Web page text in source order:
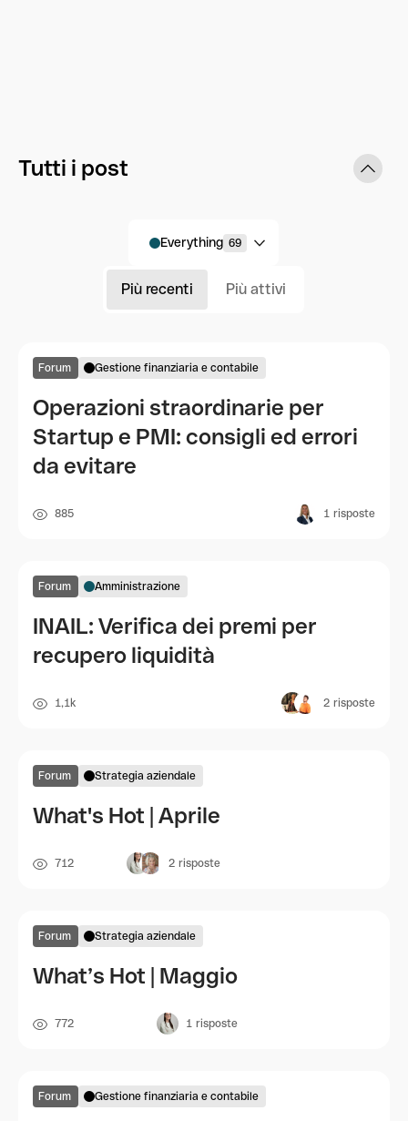
Tutti i post
Everything 69
Più recenti Più attivi
Forum Gestione finanziaria e contabile
Operazioni straordinarie per
Startup e PMI: consigli ed errori
da evitare
885 1 risposte
Forum Amministrazione
INAIL: Verifica dei premi per
recupero liquidità
1,1k 2 risposte
Forum Strategia aziendale
What's Hot | Aprile
712 2 risposte
Forum Strategia aziendale
What’s Hot | Maggio
772 1 risposte
Forum Gestione finanziaria e contabile